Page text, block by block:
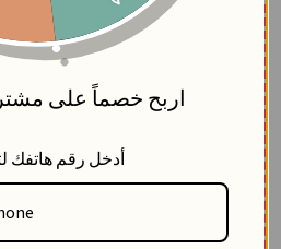
اربح خصماً على
أدخل رقم هاتفك